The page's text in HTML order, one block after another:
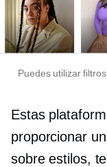
Puedes utilizar
Estas
proporcionar
sobre estilos,